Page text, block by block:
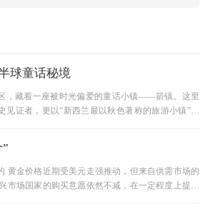
球童话秘境
，藏着一座被时光偏爱的童话小镇——箭镇。这里
见证者，更以“新西兰最以秋色著称的旅游小镇”之
黄金价格近期受美元走强推动，但来自供需市场的
市场国家的购买意愿依然不减，在一定程度上提高